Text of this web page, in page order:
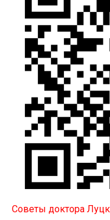
Советы доктора